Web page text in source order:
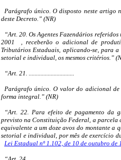
Parágrafo único. O disposto neste artigo
deste Decreto.” (NR)
“Art. 20. Os Agentes Fazendários referidos
2001
, receberão o adicional de
Tributários Estaduais, aplicando-se, para
setorial e individual, os mesmos critérios.”
“Art. 21. ...............................
Parágrafo único. O valor do adicional
forma integral.” (NR)
“Art. 22. Para efeito de pagamento da
previsto na Constituição Federal, a
equivalente a um doze avos do montante a
setorial e individual, por mês de exercício
Lei Estadual nº 1.102, de 10 de outubro de